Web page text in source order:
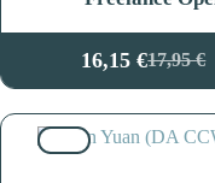
17,95€
El
precio
original
era:
16,15€El
precio
actual
es: